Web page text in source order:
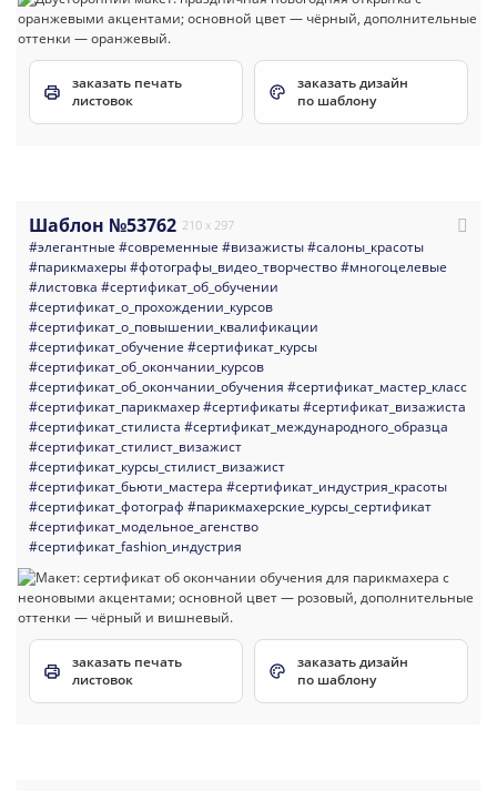
заказать печать
листовок
заказать дизайн
по шаблону
Шаблон №53762 210 x 297
#элегантные #современные #визажисты#салоны_красоты
#парикмахеры#фотографы_видео_творчество#многоцелевые
#листовка #сертификат_об_обучении
#сертификат_о_прохождении_курсов
#сертификат_о_повышении_квалификации
#сертификат_обучение #сертификат_курсы
#сертификат_об_окончании_курсов
#сертификат_об_окончании_обучения #сертификат_мастер_класс
#сертификат_парикмахер#сертификаты#сертификат_визажиста
#сертификат_стилиста #сертификат_международного_образца
#сертификат_стилист_визажист
#сертификат_курсы_стилист_визажист
#сертификат_бьюти_мастера #сертификат_индустрия_красоты
#сертификат_фотограф #парикмахерские_курсы_сертификат
#сертификат_модельное_агенство
#сертификат_fashion_индустрия
заказать печать
листовок
заказать дизайн
по шаблону